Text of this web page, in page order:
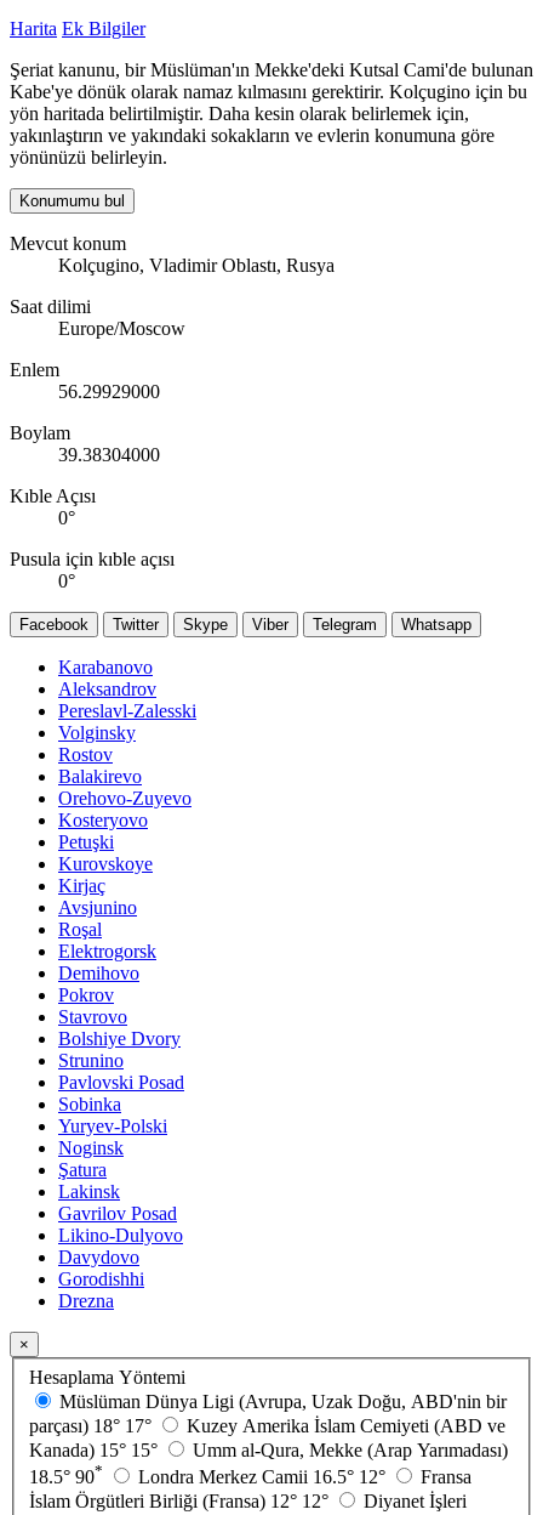
Harita Ek Bilgiler
Şeriat kanunu, bir Müslüman'ın Mekke'deki Kutsal Cami'de bulunan
Kabe'ye dönük olarak namaz kılmasını gerektirir. Kolçugino için bu
yön haritada belirtilmiştir. Daha kesin olarak belirlemek için,
yakınlaştırın ve yakındaki sokakların ve evlerin konumuna göre
yönünüzü belirleyin.
Konumumu bul
Mevcut konum
Kolçugino, Vladimir Oblastı, Rusya
Saat dilimi
Europe/Moscow
Enlem
56.29929000
Boylam
39.38304000
Kıble Açısı
0°
Pusula için kıble açısı
0°
Facebook Twitter Skype Viber Telegram Whatsapp
Karabanovo
Aleksandrov
Pereslavl-Zalesski
Volginsky
Rostov
Balakirevo
Orehovo-Zuyevo
Kosteryovo
Petuşki
Kurovskoye
Kirjaç
Avsjunino
Roşal
Elektrogorsk
Demihovo
Pokrov
Stavrovo
Bolshiye Dvory
Strunino
Pavlovski Posad
Sobinka
Yuryev-Polski
Noginsk
Şatura
Lakinsk
Gavrilov Posad
Likino-Dulyovo
Davydovo
Gorodishhi
Drezna
×
Hesaplama Yöntemi
Müslüman Dünya Ligi (Avrupa, Uzak Doğu, ABD'nin bir
parçası) 18° 17°
Kuzey Amerika İslam Cemiyeti (ABD ve
Kanada) 15° 15°
Umm al-Qura, Mekke (Arap Yarımadası)
18.5° 90* Londra Merkez Camii 16.5° 12°
Fransa
İslam Örgütleri Birliği (Fransa) 12° 12°
Diyanet İşleri